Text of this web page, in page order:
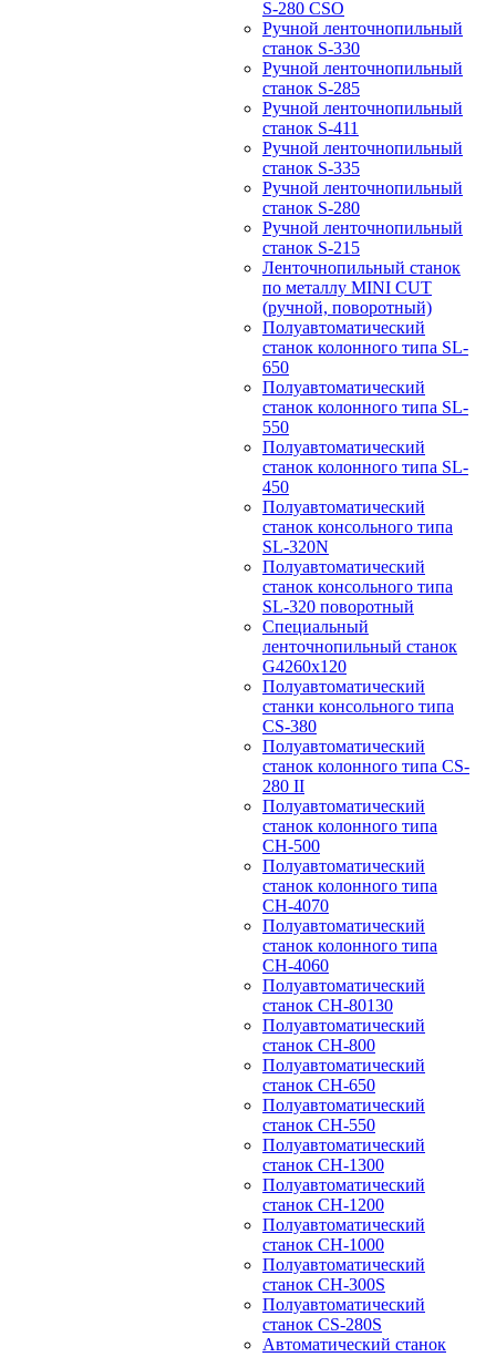
S-280 CSO
Ручной ленточнопильный
станок S-330
Ручной ленточнопильный
станок S-285
Ручной ленточнопильный
станок S-411
Ручной ленточнопильный
станок S-335
Ручной ленточнопильный
станок S-280
Ручной ленточнопильный
станок S-215
Ленточнопильный станок
по металлу MINI CUT
(ручной, поворотный)
Полуавтоматический
станок колонного типа SL-
650
Полуавтоматический
станок колонного типа SL-
550
Полуавтоматический
станок колонного типа SL-
450
Полуавтоматический
станок консольного типа
SL-320N
Полуавтоматический
станок консольного типа
SL-320 поворотный
Специальный
ленточнопильный станок
G4260x120
Полуавтоматический
станки консольного типа
CS-380
Полуавтоматический
станок колонного типа CS-
280 II
Полуавтоматический
станок колонного типа
CH-500
Полуавтоматический
станок колонного типа
CH-4070
Полуавтоматический
станок колонного типа
CH-4060
Полуавтоматический
станок CH-80130
Полуавтоматический
станок CH-800
Полуавтоматический
станок CH-650
Полуавтоматический
станок CH-550
Полуавтоматический
станок CH-1300
Полуавтоматический
станок CH-1200
Полуавтоматический
станок CH-1000
Полуавтоматический
станок CH-300S
Полуавтоматический
станок CS-280S
Автоматический станок